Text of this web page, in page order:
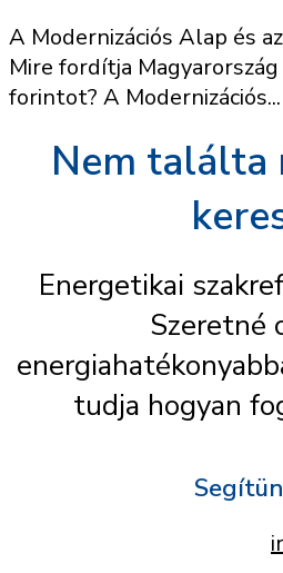
A Modernizációs Alap és
Mire fordítja
forintot? A Modernizációs...
Nem találta
Energetikai
Szeretné
tudja hogyan